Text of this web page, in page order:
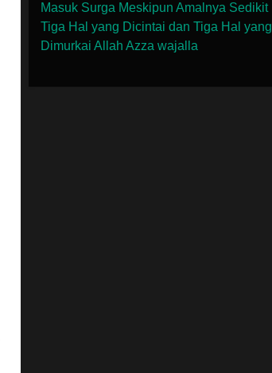
Masuk Surga Meskipun Amalnya Sedikit
Tiga Hal yang Dicintai dan Tiga Hal yang
Dimurkai Allah Azza wajalla